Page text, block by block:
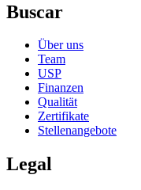
Buscar
Über uns
Team
USP
Finanzen
Qualität
Zertifikate
Stellenangebote
Legal